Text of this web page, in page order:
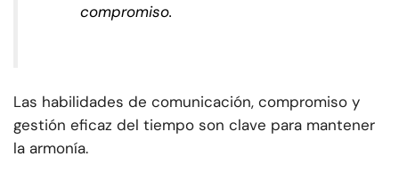
compromiso.
Las habilidades de comunicación, compromiso y
gestión eficaz del tiempo son clave para mantener
la armonía.